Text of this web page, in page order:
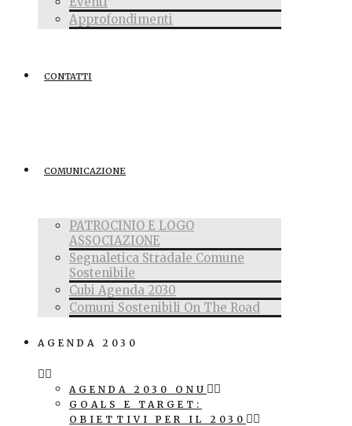
Approfondimenti
CONTATTI
COMUNICAZIONE
PATROCINIO E LOGO
ASSOCIAZIONE
Segnaletica Stradale Comune
Sostenibile
Cubi Agenda 2030
Comuni Sostenibili On The Road
AGENDA 2030
AGENDA 2030 ONU
GOALS E TARGET:
OBIETTIVI PER IL 2030